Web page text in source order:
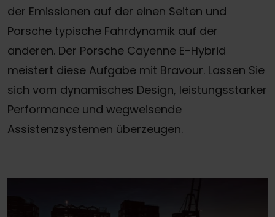
der Emissionen auf der einen Seiten und
Porsche typische Fahrdynamik auf der
anderen. Der Porsche Cayenne E-Hybrid
meistert diese Aufgabe mit Bravour. Lassen Sie
sich vom dynamisches Design, leistungsstarker
Performance und wegweisende
Assistenzsystemen überzeugen.